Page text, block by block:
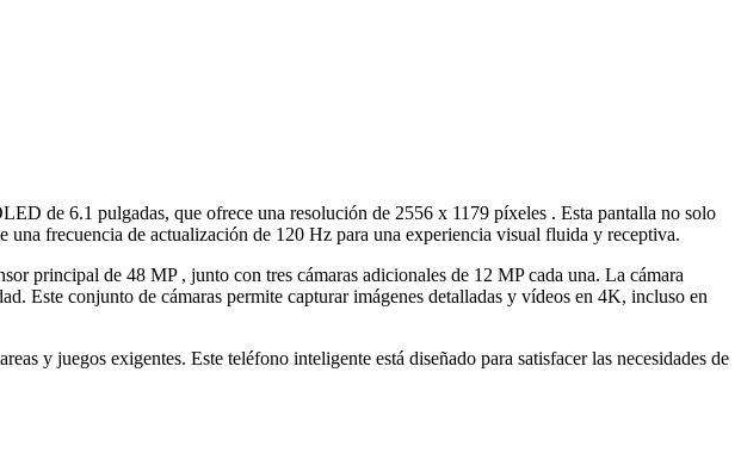
de 6.1 pulgadas, que ofrece una resolución de 2556 x 1179 píxeles . Esta pantalla no solo
frecuencia de actualización de 120 Hz para una experiencia visual fluida y receptiva.
principal de 48 MP , junto con tres cámaras adicionales de 12 MP cada una. La cámara
Este conjunto de cámaras permite capturar imágenes detalladas y vídeos en 4K, incluso en
y juegos exigentes. Este teléfono inteligente está diseñado para satisfacer las necesidades de